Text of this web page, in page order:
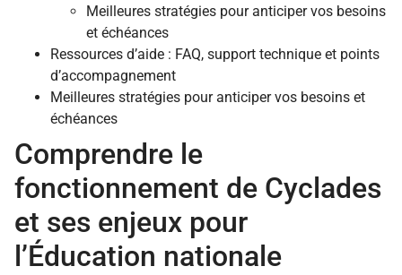
Meilleures stratégies pour anticiper vos besoins
et échéances
Ressources d’aide : FAQ, support technique et points
d’accompagnement
Meilleures stratégies pour anticiper vos besoins et
échéances
Comprendre le
fonctionnement de Cyclades
et ses enjeux pour
l’Éducation nationale